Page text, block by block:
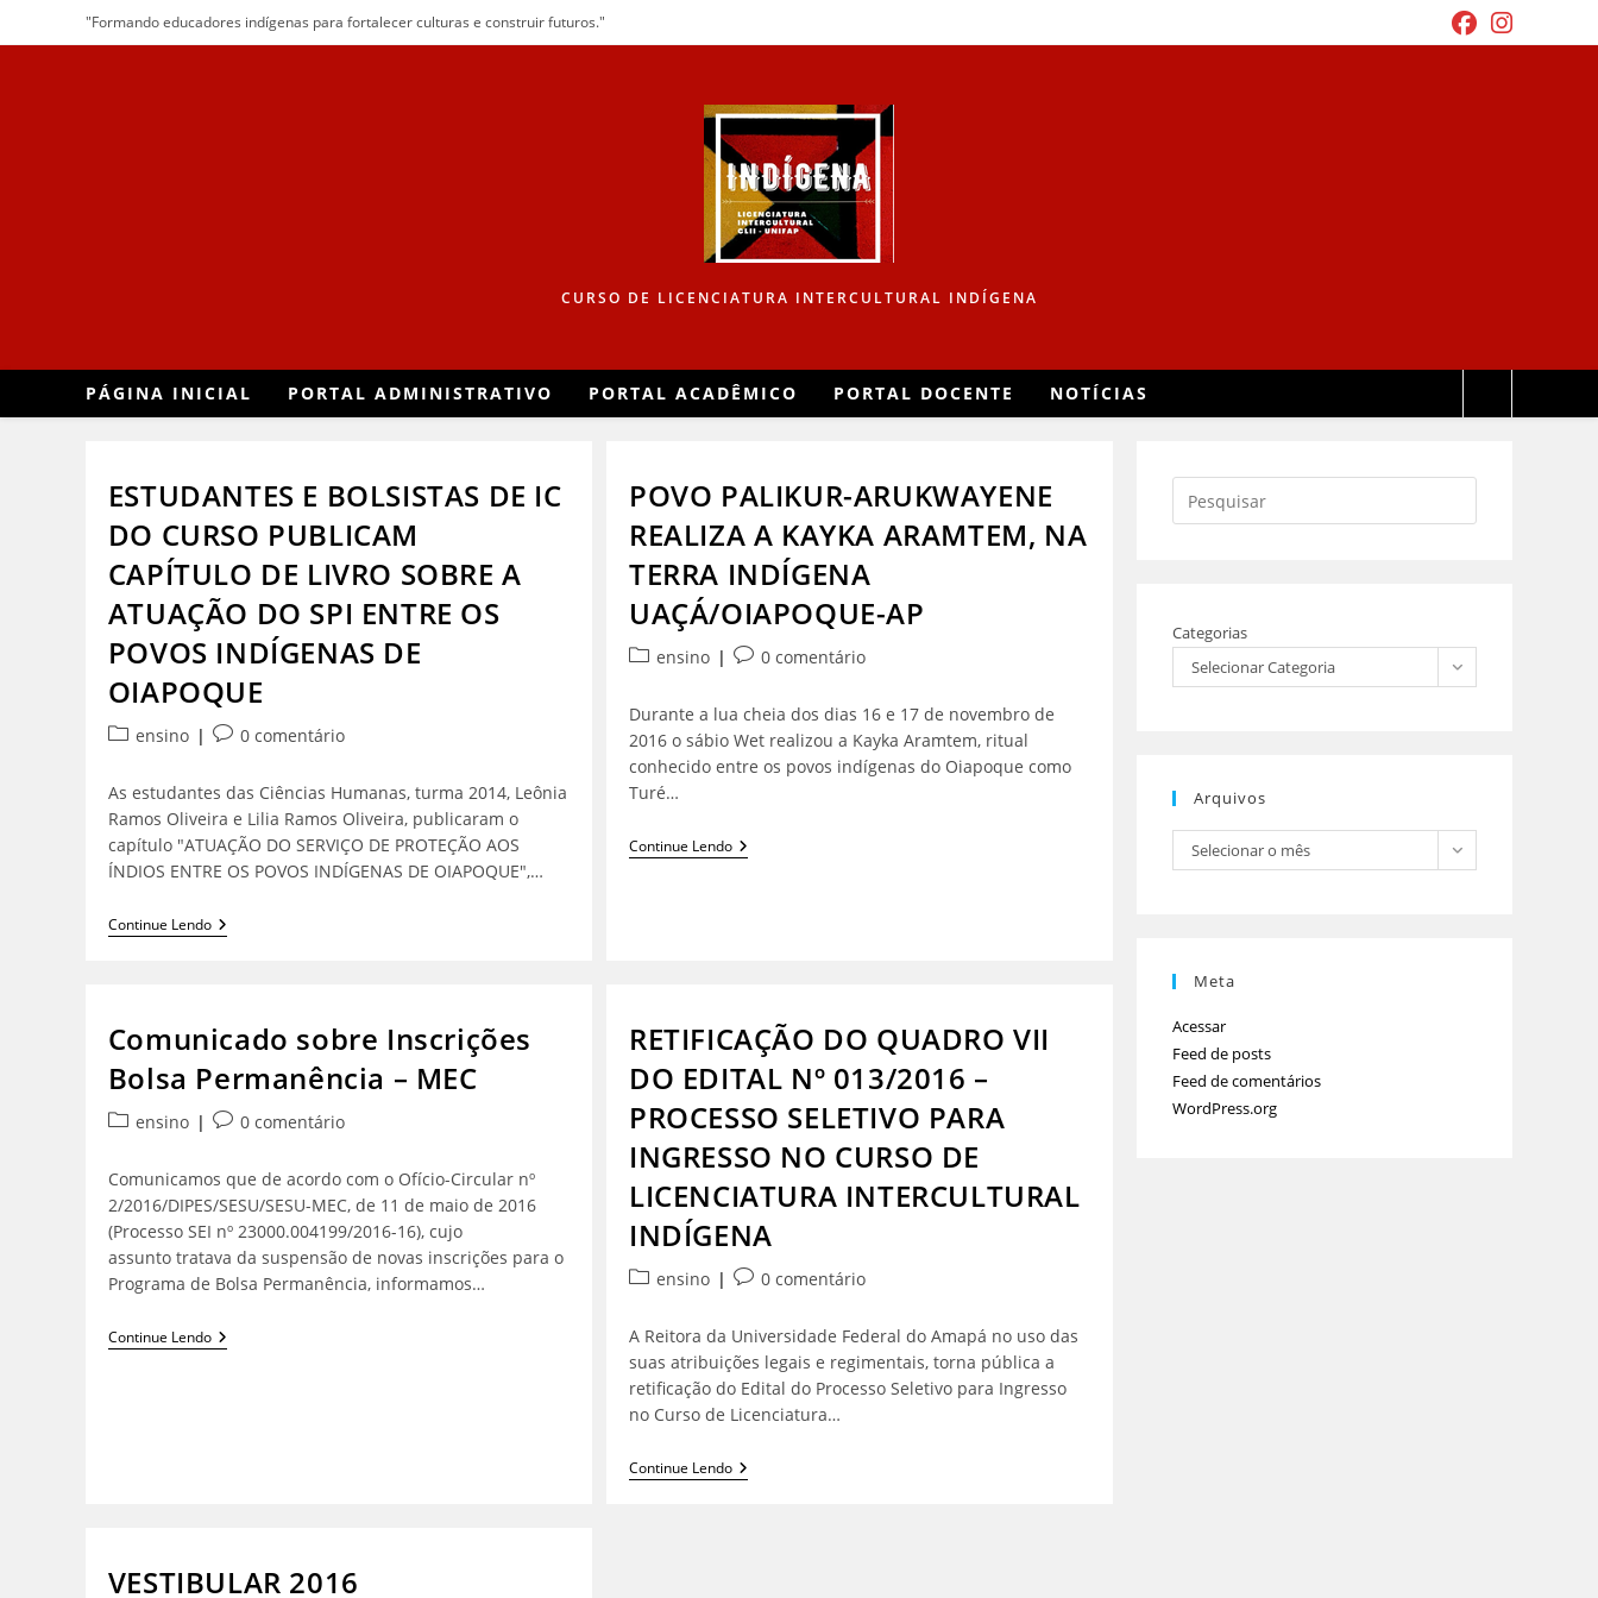
"Formando educadores indígenas para fortalecer culturas e construir futuros."
CURSO DE LICENCIATURA INTERCULTURAL INDÍGENA
PÁGINA INICIAL PORTAL ADMINISTRATIVO PORTAL ACADÊMICO PORTAL DOCENTE NOTÍCIAS
ESTUDANTES E BOLSISTAS DE IC
DO CURSO PUBLICAM
CAPÍTULO DE LIVRO SOBRE A
ATUAÇÃO DO SPI ENTRE OS
POVOS INDÍGENAS DE
OIAPOQUE
ensino 0 comentário
As estudantes das Ciências Humanas, turma 2014, Leônia
Ramos Oliveira e Lilia Ramos Oliveira, publicaram o
capítulo "ATUAÇÃO DO SERVIÇO DE PROTEÇÃO AOS
ÍNDIOS ENTRE OS POVOS INDÍGENAS DE OIAPOQUE",…
Continue Lendo
POVO PALIKUR-ARUKWAYENE
REALIZA A KAYKA ARAMTEM, NA
TERRA INDÍGENA
UAÇÁ/OIAPOQUE-AP
ensino 0 comentário
Durante a lua cheia dos dias 16 e 17 de novembro de
2016 o sábio Wet realizou a Kayka Aramtem, ritual
conhecido entre os povos indígenas do Oiapoque como
Turé…
Continue Lendo
Comunicado sobre Inscrições
Bolsa Permanência – MEC
ensino 0 comentário
Comunicamos que de acordo com o Ofício-Circular nº
2/2016/DIPES/SESU/SESU-MEC, de 11 de maio de 2016
(Processo SEI nº 23000.004199/2016-16), cujo
assunto tratava da suspensão de novas inscrições para o
Programa de Bolsa Permanência, informamos…
Continue Lendo
RETIFICAÇÃO DO QUADRO VII
DO EDITAL Nº 013/2016 –
PROCESSO SELETIVO PARA
INGRESSO NO CURSO DE
LICENCIATURA INTERCULTURAL
INDÍGENA
ensino 0 comentário
A Reitora da Universidade Federal do Amapá no uso das
suas atribuições legais e regimentais, torna pública a
retificação do Edital do Processo Seletivo para Ingresso
no Curso de Licenciatura…
Continue Lendo
VESTIBULAR 2016
Categorias
Selecionar Categoria
Arquivos
Selecionar o mês
Meta
Acessar
Feed de posts
Feed de comentários
WordPress.org